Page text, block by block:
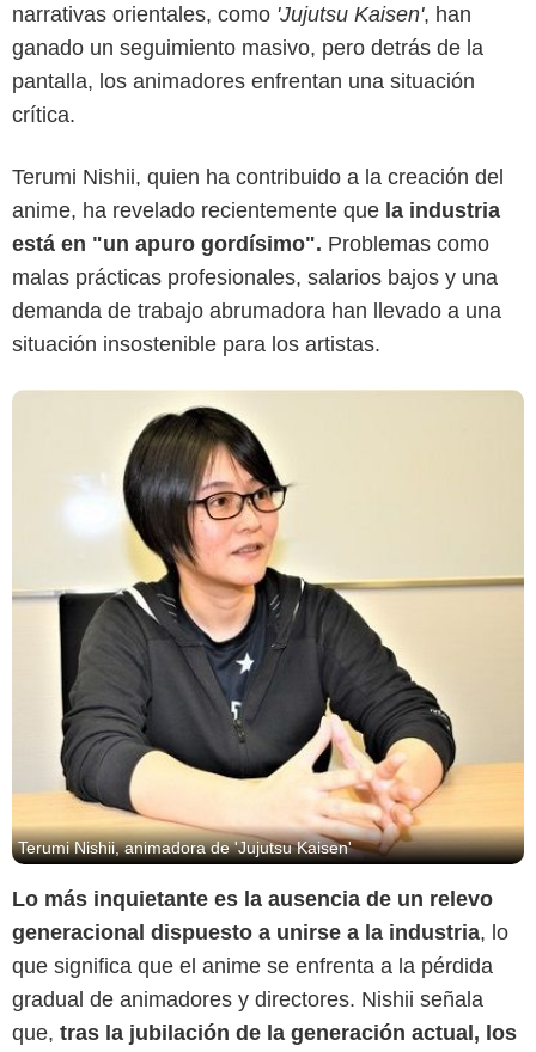
narrativas orientales, como 'Jujutsu Kaisen', han
ganado un seguimiento masivo, pero detrás de la
pantalla, los animadores enfrentan una situación
crítica.
Terumi Nishii, quien ha contribuido a la creación del
anime, ha revelado recientemente que la industria
está en "un apuro gordísimo". Problemas como
malas prácticas profesionales, salarios bajos y una
demanda de trabajo abrumadora han llevado a una
situación insostenible para los artistas.
Terumi Nishii, animadora de 'Jujutsu Kaisen'
Lo más inquietante es la ausencia de un relevo
generacional dispuesto a unirse a la industria, lo
que significa que el anime se enfrenta a la pérdida
gradual de animadores y directores. Nishii señala
que, tras la jubilación de la generación actual, los